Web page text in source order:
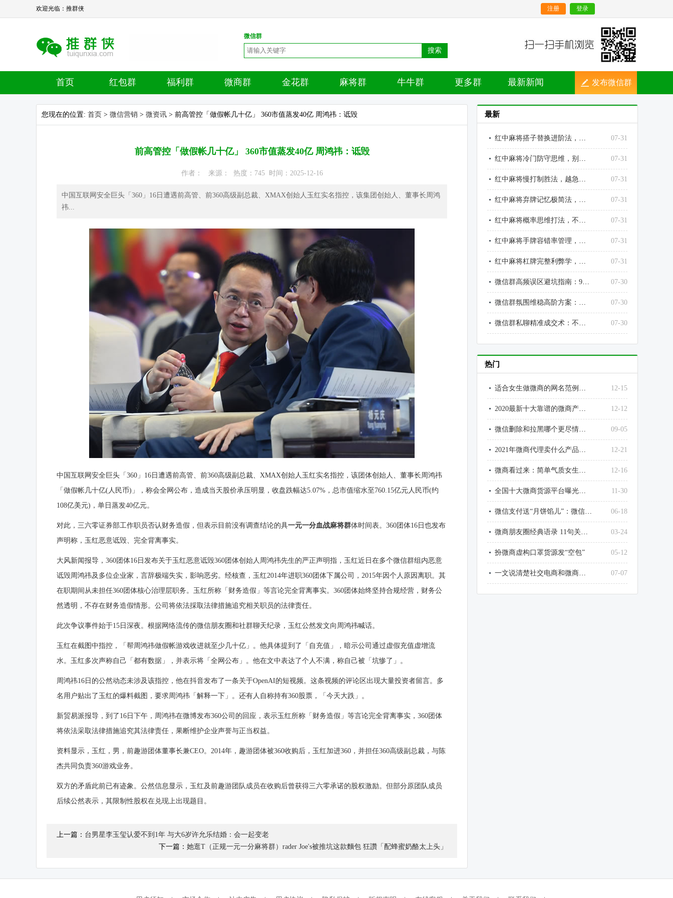
欢迎光临：推群侠 登录
注册
微信群
搜索
首页 红包群 福利群 微商群 金花群 麻将群 牛牛群 更多群 最新新闻 发布微信群
您现在的位置: 首页 > 微信营销 > 微资讯 > 前高管控「做假帐几十亿」 360市值蒸发40亿 周鸿祎：诋毁
前高管控「做假帐几十亿」 360市值蒸发40亿 周鸿祎：诋毁
作者： 来源： 热度：745 时间：2025-12-16
中国互联网安全巨头「360」16日遭遇前高管、前360高级副总裁、XMAX创始人玉红实名指控，该集团创始人、董事长周鸿
祎...
中国互联网安全巨头「360」16日遭遇前高管、前360高级副总裁、XMAX创始人玉红实名指控，该团体创始人、董事长周鸿祎
「做假帐几十亿(人民币)」，称会全网公布，造成当天股价承压明显，收盘跌幅达5.07%，总市值缩水至760.15亿元人民币(约
108亿美元)，单日蒸发40亿元。
对此，三六零证券部工作职员否认财务造假，但表示目前没有调查结论的具一元一分血战麻将群体时间表。360团体16日也发布
声明称，玉红恶意诋毁、完全背离事实。
大风新闻报导，360团体16日发布关于玉红恶意诋毁360团体创始人周鸿祎先生的严正声明指，玉红近日在多个微信群组内恶意
诋毁周鸿祎及多位企业家，言辞极端失实，影响恶劣。经核查，玉红2014年进职360团体下属公司，2015年因个人原因离职。其
在职期间从未担任360团体核心治理层职务。玉红所称「财务造假」等言论完全背离事实。360团体始终坚持合规经营，财务公
然透明，不存在财务造假情形。公司将依法採取法律措施追究相关职员的法律责任。
此次争议事件始于15日深夜。根据网络流传的微信朋友圈和社群聊天纪录，玉红公然发文向周鸿祎喊话。
玉红在截图中指控，「帮周鸿祎做假帐游戏收进就至少几十亿」。他具体提到了「自充值」，暗示公司通过虚假充值虚增流
水。玉红多次声称自己「都有数据」，并表示将「全网公布」。他在文中表达了个人不满，称自己被「坑惨了」。
周鸿祎16日的公然动态未涉及该指控，他在抖音发布了一条关于OpenAI的短视频。这条视频的评论区出现大量投资者留言。多
名用户贴出了玉红的爆料截图，要求周鸿祎「解释一下」。还有人自称持有360股票，「今天大跌」。
新贸易派报导，到了16日下午，周鸿祎在微博发布360公司的回应，表示玉红所称「财务造假」等言论完全背离事实，360团体
将依法采取法律措施追究其法律责任，果断维护企业声誉与正当权益。
资料显示，玉红，男，前趣游团体董事长兼CEO。2014年，趣游团体被360收购后，玉红加进360，并担任360高级副总裁，与陈
杰共同负责360游戏业务。
双方的矛盾此前已有迹象。公然信息显示，玉红及前趣游团队成员在收购后曾获得三六零承诺的股权激励。但部分原团队成员
后续公然表示，其限制性股权在兑现上出现题目。
上一篇： 台男星李玉玺认爱不到1年 与大6岁许允乐结婚：会一起变老
下一篇： 她逛T（正规一元一分麻将群）rader Joe's被推坑这款麵包 狂讚「配蜂蜜奶酪太上头」
最新
红中麻将搭子替换进阶法，越换越顺、越调越稳 07-31
红中麻将冷门防守思维，别人不防的点，就是你的输点 07-31
红中麻将慢打制胜法，越急躁越输、越沉稳越赢 07-31
红中麻将弃牌记忆极简法，不用死记也能精准读牌 07-31
红中麻将概率思维打法，不靠运气靠数理赢牌 07-31
红中麻将手牌容错率管理，高手永远给自己留退路 07-31
红中麻将杠牌完整利弊学，不乱杠、不瞎丢、不送炮、不送分 07-31
微信群高频误区避坑指南：90%运营都在犯的致命错误，彻底止损翻盘 07-30
微信群氛围维稳高阶方案：不尬聊、不灌水、不冷群，打造高价值优质社群 07-30
微信群私聊精准成交术：不骚扰、不扰民、不反感，私聊转化率提升3倍 07-30
热门
适合女生做微商的网名范例大全 12-15
2020最新十大靠谱的微商产品排行榜 12-12
微信删除和拉黑哪个更尽情？为什么？微信拉黑和删除好友的区别 09-05
2021年微商代理卖什么产品最赚钱？ 12-21
微商看过来：简单气质女生微信网名大全 12-16
全国十大微商货源平台曝光了，最大的竟然是它 11-30
微信支付送“月饼馅儿”：微信这样提现，不用1毛钱手续费 06-18
微商朋友圈经典语录 11句关于微商的经典句子 03-24
扮微商虚构口罩货源发“空包” 05-12
一文说清楚社交电商和微商和传销的区别 07-07